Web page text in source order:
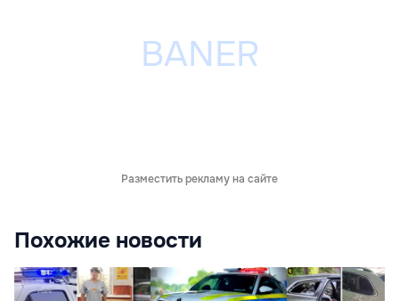
Разместить рекламу на сайте
Похожие новости